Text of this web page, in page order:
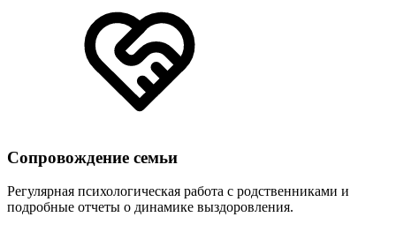
Сопровождение семьи
Регулярная психологическая работа с родственниками и
подробные отчеты о динамике выздоровления.